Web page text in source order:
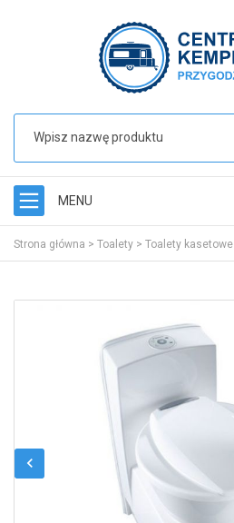
MENU
Strona główna > Toalety > Toalety kasetowe
chevron_left